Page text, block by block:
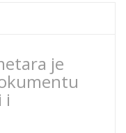
je
i